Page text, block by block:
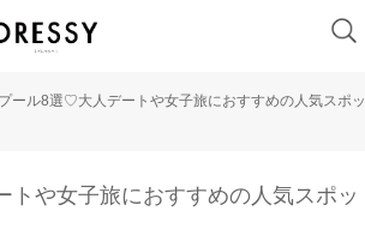
ール8選♡大人デートや女子旅におすすめの人気スポッ
や女子旅におすすめの人気スポッ